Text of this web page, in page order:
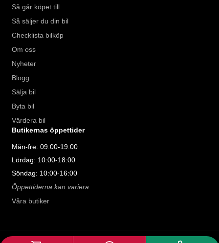
Så går köpet till
Så säljer du din bil
Checklista bilköp
Om oss
Nyheter
Blogg
Sälja bil
Byta bil
Värdera bil
Butikernas öppettider
Mån-fre: 09:00-19:00
Lördag: 10:00-18:00
Söndag: 10:00-16:00
Öppettiderna kan variera
Våra butiker